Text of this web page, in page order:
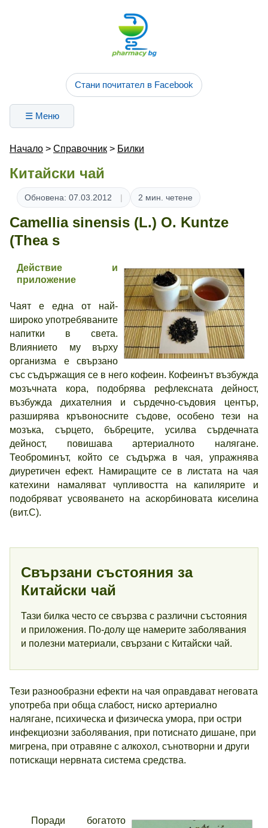
Стани почитател в Facebook
☰ Меню
Начало > Справочник > Билки
Китайски чай
Обновена: 07.03.2012 2 мин. четене
Camellia sinensis (L.) O. Kuntze
(Thea s
Действие и
приложение
Чаят е една от най-
широко употребяваните
напитки в света.
Влиянието му върху
организма е свързано
със съдържащия се в него кофеин. Кофеинът възбужда
мозъчната кора, подобрява рефлексната дейност,
възбужда дихателния и сърдечно-съдовия център,
разширява кръвоносните съдове, особено тези на
мозъка, сърцето, бъбреците, усилва сърдечната
дейност, повишава артериалното налягане.
Теоброминът, който се съдържа в чая, упражнява
диуретичен ефект. Намиращите се в листата на чая
катехини намаляват чупливостта на капилярите и
подобряват усвояването на аскорбиновата киселина
(вит.С).
Свързани състояния за
Китайски чай
Тази билка често се свързва с различни състояния
и приложения. По-долу ще намерите заболявания
и полезни материали, свързани с Китайски чай.
Тези разнообразни ефекти на чая оправдават неговата
употреба при обща слабост, ниско артериално
налягане, психическа и физическа умора, при остри
инфекциозни заболявания, при потиснато дишане, при
мигрена, при отравяне с алкохол, сънотворни и други
потискащи нервната система средства.
Поради богатото